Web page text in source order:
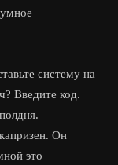
систему на
Введите код.
Он
это